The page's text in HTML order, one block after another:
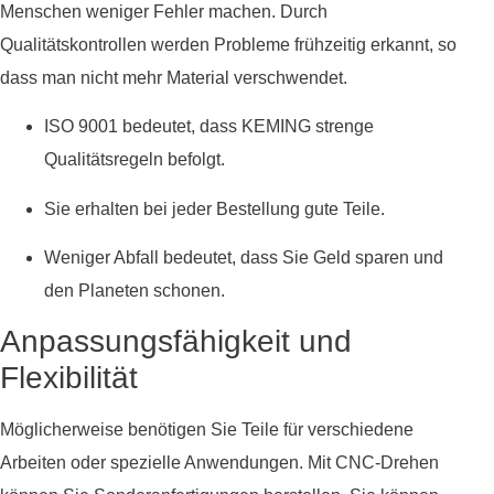
Menschen weniger Fehler machen. Durch
Qualitätskontrollen werden Probleme frühzeitig erkannt, so
dass man nicht mehr Material verschwendet.
ISO 9001 bedeutet, dass KEMING strenge
Qualitätsregeln befolgt.
Sie erhalten bei jeder Bestellung gute Teile.
Weniger Abfall bedeutet, dass Sie Geld sparen und
den Planeten schonen.
Anpassungsfähigkeit und
Flexibilität
Möglicherweise benötigen Sie Teile für verschiedene
Arbeiten oder spezielle Anwendungen. Mit CNC-Drehen